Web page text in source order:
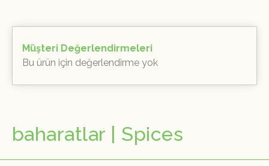
Müşteri Değerlendirmeleri
Bu ürün için değerlendirme yok
baharatlar | Spices